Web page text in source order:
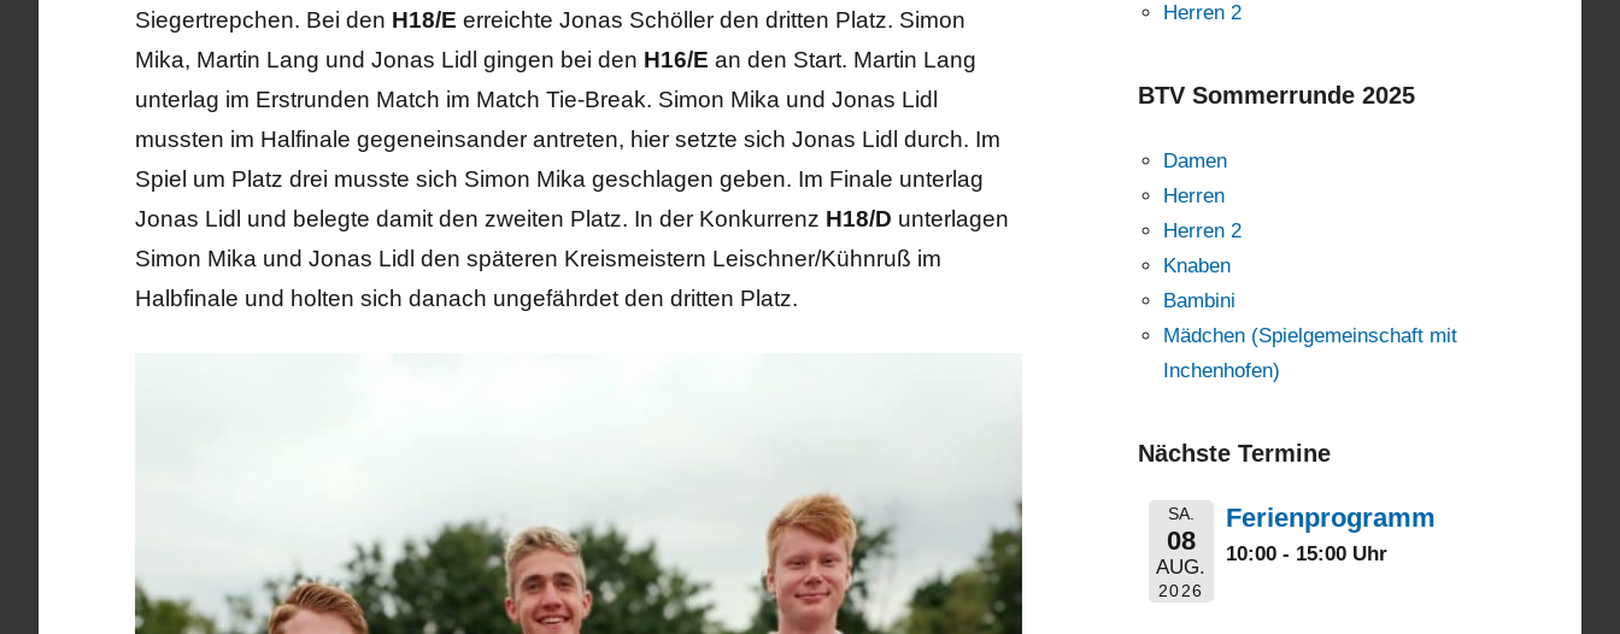
Siegertrepchen. Bei den H18/E erreichte Jonas Schöller den dritten Platz. Simon
Mika, Martin Lang und Jonas Lidl gingen bei den H16/E an den Start. Martin Lang
unterlag im Erstrunden Match im Match Tie-Break. Simon Mika und Jonas Lidl
mussten im Halfinale gegeneinsander antreten, hier setzte sich Jonas Lidl durch. Im
Spiel um Platz drei musste sich Simon Mika geschlagen geben. Im Finale unterlag
Jonas Lidl und belegte damit den zweiten Platz. In der Konkurrenz H18/D unterlagen
Simon Mika und Jonas Lidl den späteren Kreismeistern Leischner/Kühnruß im
Halbfinale und holten sich danach ungefährdet den dritten Platz.
Herren 2
BTV Sommerrunde 2025
Damen
Herren
Herren 2
Knaben
Bambini
Mädchen (Spielgemeinschaft mit
Inchenhofen)
Nächste Termine
SA.
08
AUG.
2026
Ferienprogramm
10:00 - 15:00 Uhr